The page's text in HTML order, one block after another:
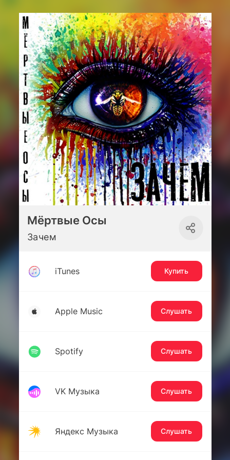
Мёртвые Осы
Зачем
iTunes Купить
Apple Music Слушать
Spotify Слушать
VK Музыка Слушать
Яндекс Музыка Слушать